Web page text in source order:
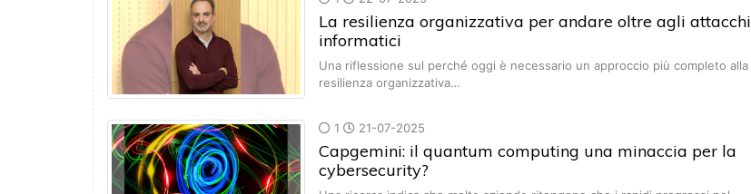
La resilienza organizzativa per andare oltre agli attacchi
informatici
Una riflessione sul perché oggi è necessario un approccio più completo alla
resilienza organizzativa…
1 21-07-2025
Capgemini: il quantum computing una minaccia per la
cybersecurity?